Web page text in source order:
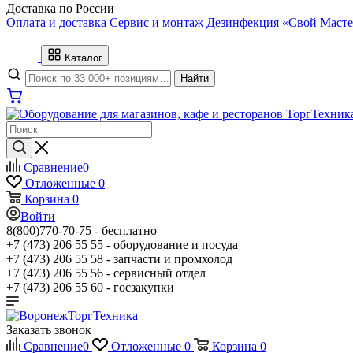
Доставка по России
Оплата и доставка Сервис и монтаж Дезинфекция «Свой
Каталог
Найти
Сравнение0
Отложенные 0
Корзина 0
Войти
8(800)770-70-75 - бесплатно
+7 (473) 206 55 55 - оборудование и посуда
+7 (473) 206 55 58 - запчасти и промхолод
+7 (473) 206 55 56 - сервисный отдел
+7 (473) 206 55 60 - госзакупки
Заказать звонок
Сравнение0 Отложенные 0 Корзина 0